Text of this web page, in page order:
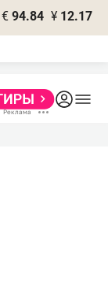
€ 94.84 ¥ 12.17